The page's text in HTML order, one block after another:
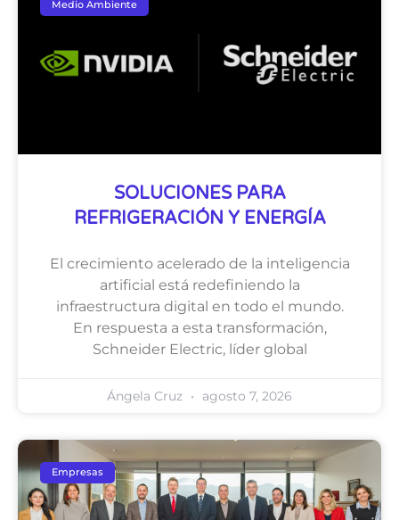
Medio Ambiente
SOLUCIONES PARA
REFRIGERACIÓN Y ENERGÍA
El crecimiento acelerado de la inteligencia
artificial está redefiniendo la
infraestructura digital en todo el mundo.
En respuesta a esta transformación,
Schneider Electric, líder global
Ángela Cruz agosto 7, 2026
Empresas